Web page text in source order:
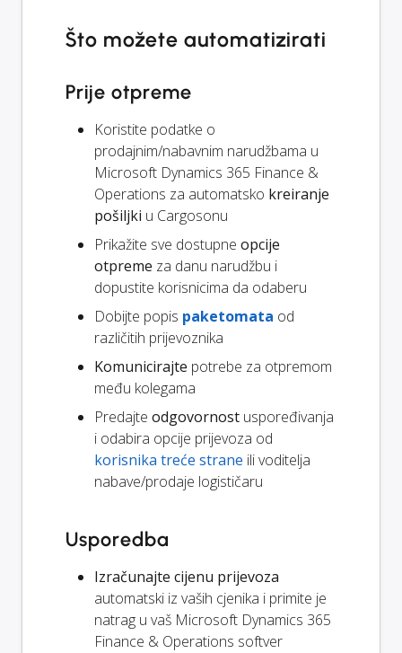
Što možete automatizirati
Prije otpreme
Koristite podatke o
prodajnim/nabavnim narudžbama u
Microsoft Dynamics 365 Finance &
Operations za automatsko kreiranje
pošiljki u Cargosonu
Prikažite sve dostupne opcije
otpreme za danu narudžbu i
dopustite korisnicima da odaberu
Dobijte popis paketomata od
različitih prijevoznika
Komunicirajte potrebe za otpremom
među kolegama
Predajte odgovornost uspoređivanja
i odabira opcije prijevoza od
korisnika treće strane ili voditelja
nabave/prodaje logističaru
Usporedba
Izračunajte cijenu prijevoza
automatski iz vaših cjenika i primite je
natrag u vaš Microsoft Dynamics 365
Finance & Operations softver